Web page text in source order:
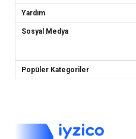
Yardım
Sosyal Medya
Popüler Kategoriler